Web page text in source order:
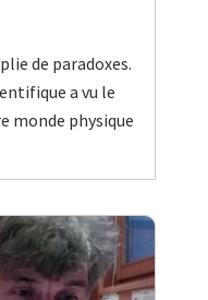
de paradoxes.
a vu le
monde physique